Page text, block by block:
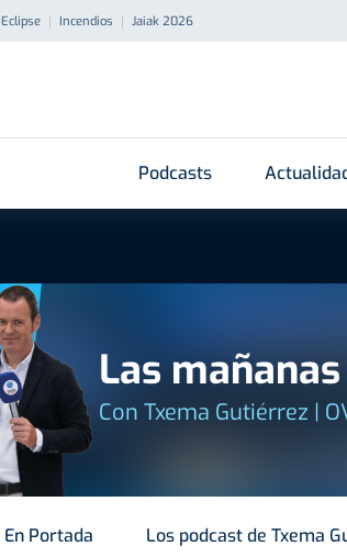
Eclipse Incendios Jaiak 2026
Podcasts
Las
Con Txema Gutiérrez |
En Portada Los podcast de Txema